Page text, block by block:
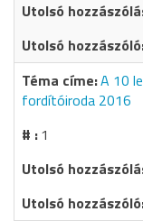
A 10
fordítóiroda 2016
1